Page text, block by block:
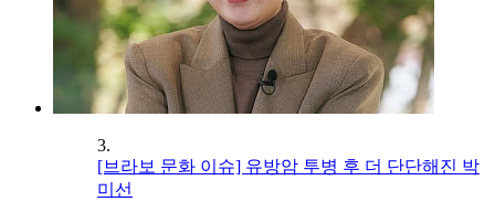
3.
[브라보 문화 이슈] 유방암 투병 후 더 단단해진 박
미선